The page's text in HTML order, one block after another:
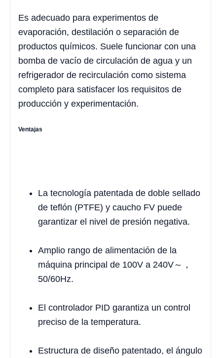
Es adecuado para experimentos de
evaporación, destilación o separación de
productos químicos. Suele funcionar con una
bomba de vacío de circulación de agua y un
refrigerador de recirculación como sistema
completo para satisfacer los requisitos de
producción y experimentación.
Ventajas
La tecnología patentada de doble sellado
de teflón (PTFE) y caucho FV puede
garantizar el nivel de presión negativa.
Amplio rango de alimentación de la
máquina principal de 100V a 240V～，
50/60Hz.
El controlador PID garantiza un control
preciso de la temperatura.
Estructura de diseño patentado, el ángulo